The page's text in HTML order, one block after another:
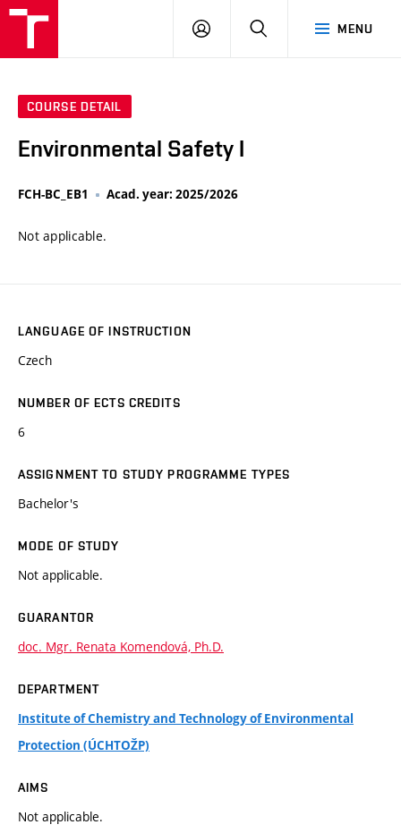
MENU
LOG
SEARCH
COURSE DETAIL
Environmental Safety I
FCH-BC_EB1 Acad. year: 2025/2026
Not applicable.
LANGUAGE OF INSTRUCTION
Czech
NUMBER OF ECTS CREDITS
6
ASSIGNMENT TO STUDY PROGRAMME TYPES
Bachelor's
MODE OF STUDY
Not applicable.
GUARANTOR
doc. Mgr. Renata Komendová, Ph.D.
DEPARTMENT
Institute of Chemistry and Technology of Environmental
Protection (ÚCHTOŽP)
AIMS
Not applicable.